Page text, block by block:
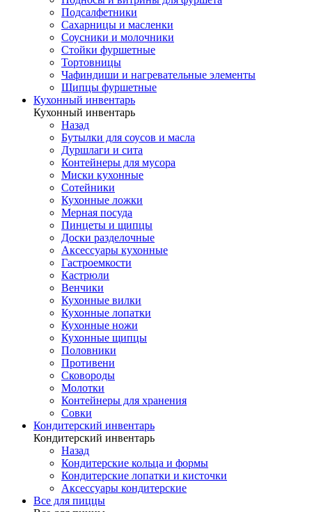
Подсалфетники
Сахарницы и масленки
Соусники и молочники
Стойки фуршетные
Тортовницы
Чафиндиши и нагревательные элементы
Щипцы фуршетные
Кухонный инвентарь
Кухонный инвентарь
Назад
Бутылки для соусов и масла
Дуршлаги и сита
Контейнеры для мусора
Миски кухонные
Сотейники
Кухонные ложки
Мерная посуда
Пинцеты и щипцы
Доски разделочные
Аксессуары кухонные
Гастроемкости
Кастрюли
Венчики
Кухонные вилки
Кухонные лопатки
Кухонные ножи
Кухонные щипцы
Половники
Противени
Сковороды
Молотки
Контейнеры для хранения
Совки
Кондитерский инвентарь
Кондитерский инвентарь
Назад
Кондитерские кольца и формы
Кондитерские лопатки и кисточки
Аксессуары кондитерские
Все для пиццы